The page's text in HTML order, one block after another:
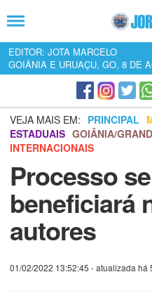
EDITOR: JOTA MARCELO
GOIÂNIA E URUAÇU, GO, 8 DE
VEJA MAIS EM: PRINCIPAL
ESTADUAIS GOIÂNIA/
INTERNACIONAIS
Processo
beneficiará
autores
01/02/2022 13:52:45 - atualizada há